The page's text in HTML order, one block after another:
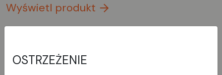
Wyświetl produkt
OSTRZEŻENIE